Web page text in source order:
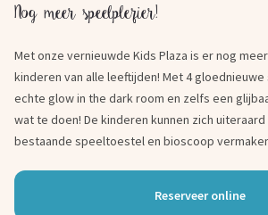
Nog meer speelplezier!
Met onze vernieuwde Kids Plaza is er nog
kinderen van alle leeftijden! Met 4
echte glow in the dark room en zelfs een
wat te doen! De kinderen kunnen zich
bestaande speeltoestel en bioscoop
Reserveer online